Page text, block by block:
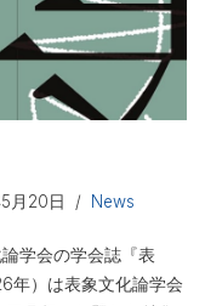
月20日 News
学会の学会誌『表
年）は表象文化論学会